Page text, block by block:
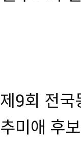
제9회 전국
추미애 후